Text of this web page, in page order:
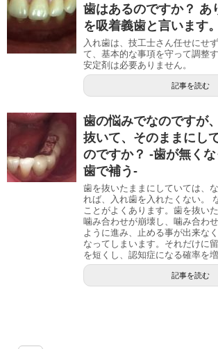
歯はあるのですか？ あ
を吸着義歯と言います。
入れ歯は、技工士さん任せにせ
て、基本的な事項を守って調整
安定剤は必要ありません。
記事を読む
歯の悩みでなのですが
抜いて、そのままにし
のですか？ -歯が無く
歯で補う-
歯を抜いたままにしていては、
れば、入れ歯を入れたくない。
ことがよくあります。歯を抜い
噛み合わせが崩壊し、噛み合わ
ように進み、止める事が出来な
なってしまいます。それだけに
を短くし、認知症になる確率を増
記事を読む